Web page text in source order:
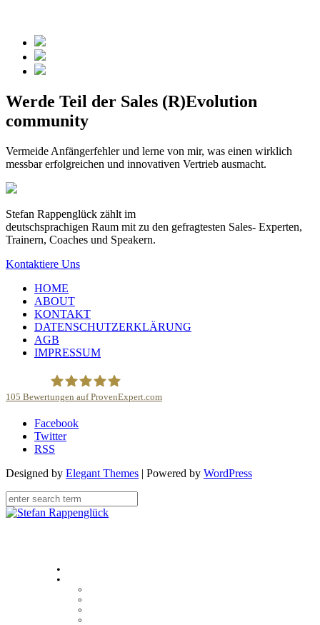
Werde Teil der Sales (R)Evolution
community
Vermeide Anfängerfehler und lerne von mir, was einen wirklich
messbar erfolgreichen und innovativen Vertrieb ausmacht.
Stefan Rappenglück zählt im
deutschsprachigen Raum mit zu den gefragtesten Sales- Experten,
Trainern, Coaches und Speakern.
Kontaktiere Uns
HOME
ABOUT
KONTAKT
DATENSCHUTZERKLÄRUNG
AGB
IMPRESSUM
Stefan Rappenglück
105 Bewertungen auf ProvenExpert.com
Facebook
Twitter
RSS
Designed by Elegant Themes | Powered by WordPress